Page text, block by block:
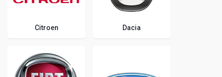
Citroen Dacia